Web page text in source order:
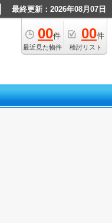
最終更新：2026年08月07日
00件
最近見た物件
00件
検討リスト